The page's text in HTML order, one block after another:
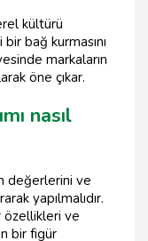
kültürü
bağ kurmasını
markaların
öne çıkar.
nasıl
değerlerini ve
yapılmalıdır.
özellikleri ve
bir figür